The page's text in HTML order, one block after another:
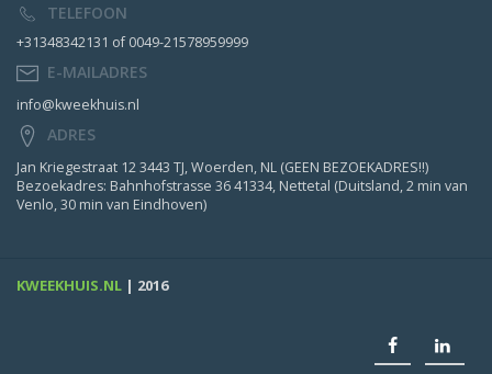
TELEFOON
+31348342131 of 0049-21578959999
E-MAILADRES
info@kweekhuis.nl
ADRES
Jan Kriegestraat 12 3443 TJ, Woerden, NL (GEEN BEZOEKADRES!!)
Bezoekadres: Bahnhofstrasse 36 41334, Nettetal (Duitsland, 2 min van
Venlo, 30 min van Eindhoven)
KWEEKHUIS.NL | 2016